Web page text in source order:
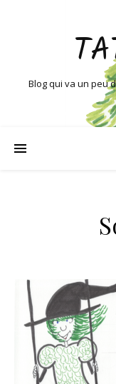
Blog qui va un peu